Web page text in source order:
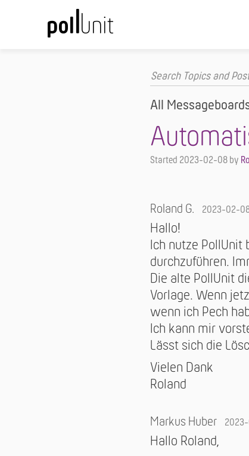
All
Started 2023-02-08 by
Roland G. 2023-02-
Hallo!
Ich nutze PollUnit
durchzuführen.
Die alte PollUnit
Vorlage. Wenn
wenn ich Pech
Ich kann mir
Lässt sich die
Vielen Dank
Roland
Markus Huber
Hallo Roland,